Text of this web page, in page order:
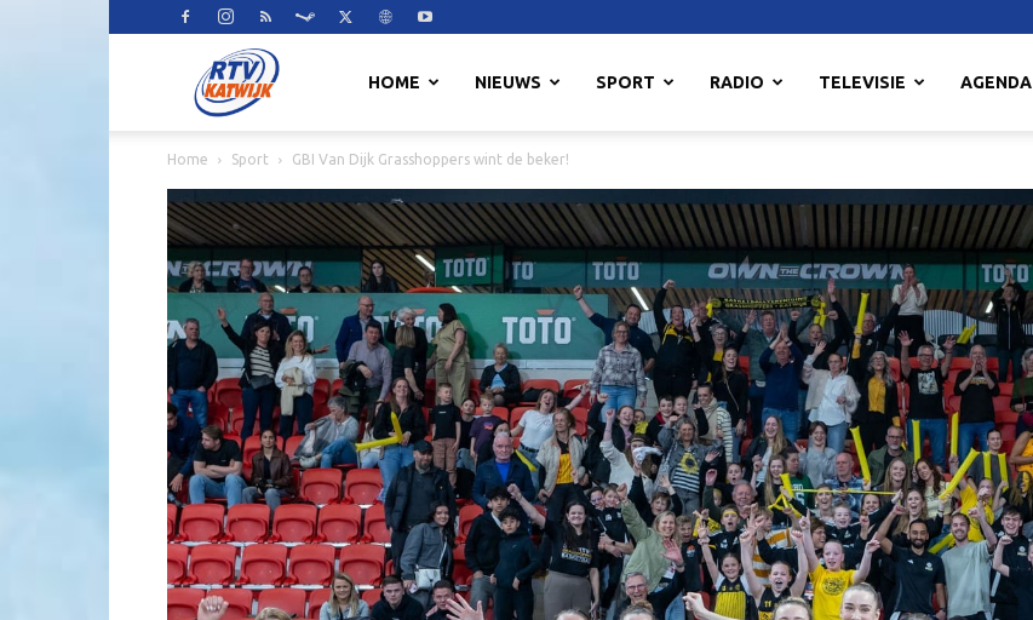
HOME NIEUWS SPORT RADIO TELEVISIE AGENDA
Home Sport GBI Van Dijk Grasshoppers wint de beker!